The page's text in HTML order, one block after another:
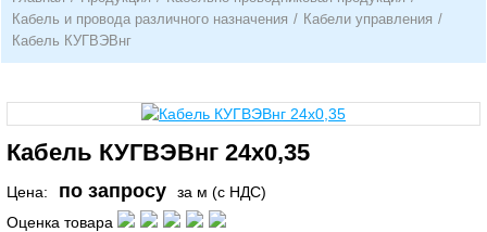
Кабель и провода различного назначения / Кабели управления /
Кабель КУГВЭВнг
Кабель КУГВЭВнг 24х0,35
Цена: по запросу
за м (с НДС)
Оценка товара